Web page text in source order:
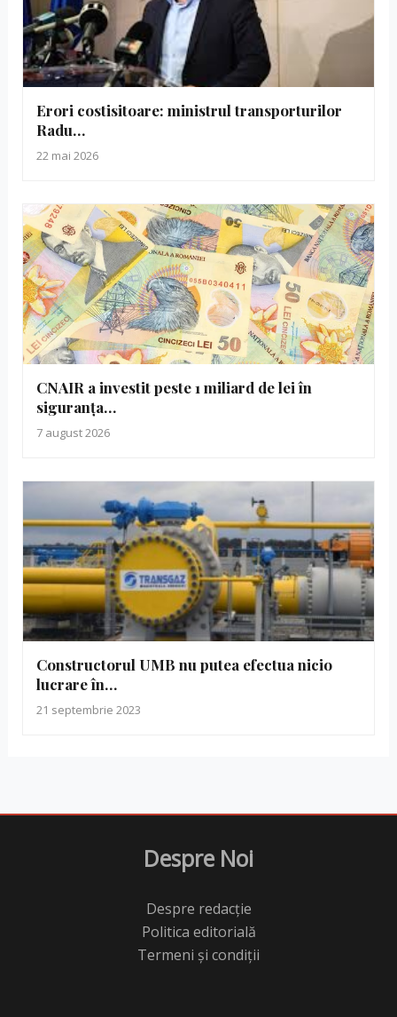
Erori costisitoare: ministrul transporturilor
Radu…
22 mai 2026
CNAIR a investit peste 1 miliard de lei în
siguranța…
7 august 2026
Constructorul UMB nu putea efectua nicio
lucrare în…
21 septembrie 2023
Despre Noi
Despre redacție
Politica editorială
Termeni și condiții